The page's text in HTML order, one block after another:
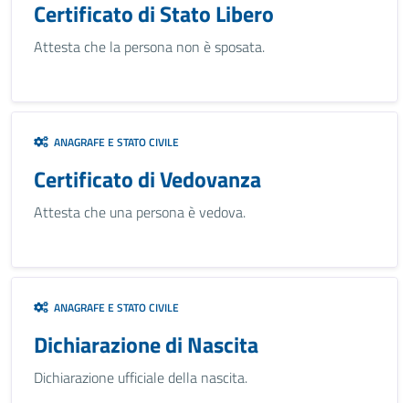
Certificato di Stato Libero
Attesta che la persona non è sposata.
ANAGRAFE E STATO CIVILE
Certificato di Vedovanza
Attesta che una persona è vedova.
ANAGRAFE E STATO CIVILE
Dichiarazione di Nascita
Dichiarazione ufficiale della nascita.